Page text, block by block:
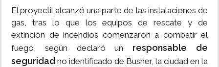
El proyectil alcanzó una parte de las instalaciones de
gas, tras lo que los equipos de rescate y de
extinción de incendios comenzaron a combatir el
fuego, según declaró un responsable de
seguridad no identificado de Busher, la ciudad en la